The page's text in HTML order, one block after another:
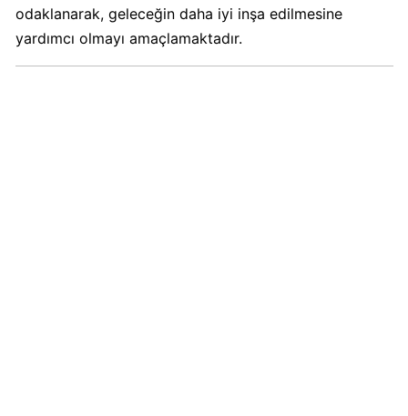
Erikli
Su
odaklanarak, geleceğin daha iyi inşa edilmesine
yardımcı olmayı amaçlamaktadır.